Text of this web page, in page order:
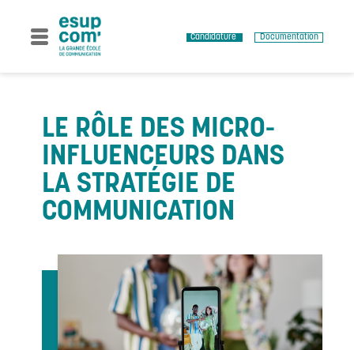
content
Candidature Documentation
LE RÔLE DES MICRO-
INFLUENCEURS DANS
LA STRATÉGIE DE
COMMUNICATION